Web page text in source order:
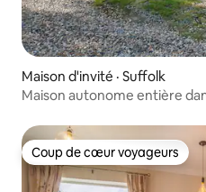
Maison d'invité · Suffolk
Maison autonome
Coup de cœur voyageurs
Coup de cœur voyageurs